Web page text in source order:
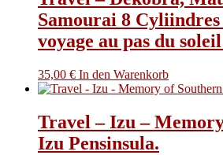
Samourai 8 Cyliindres
voyage au pas du
35,00 € In den Warenkorb
Travel – Izu –
Izu Pensinsula.